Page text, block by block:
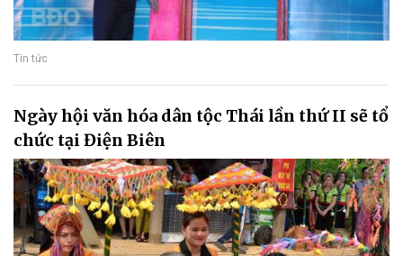
Tin tức
Ngày hội văn hóa dân tộc Thái lần thứ II sẽ tổ
chức tại Điện Biên